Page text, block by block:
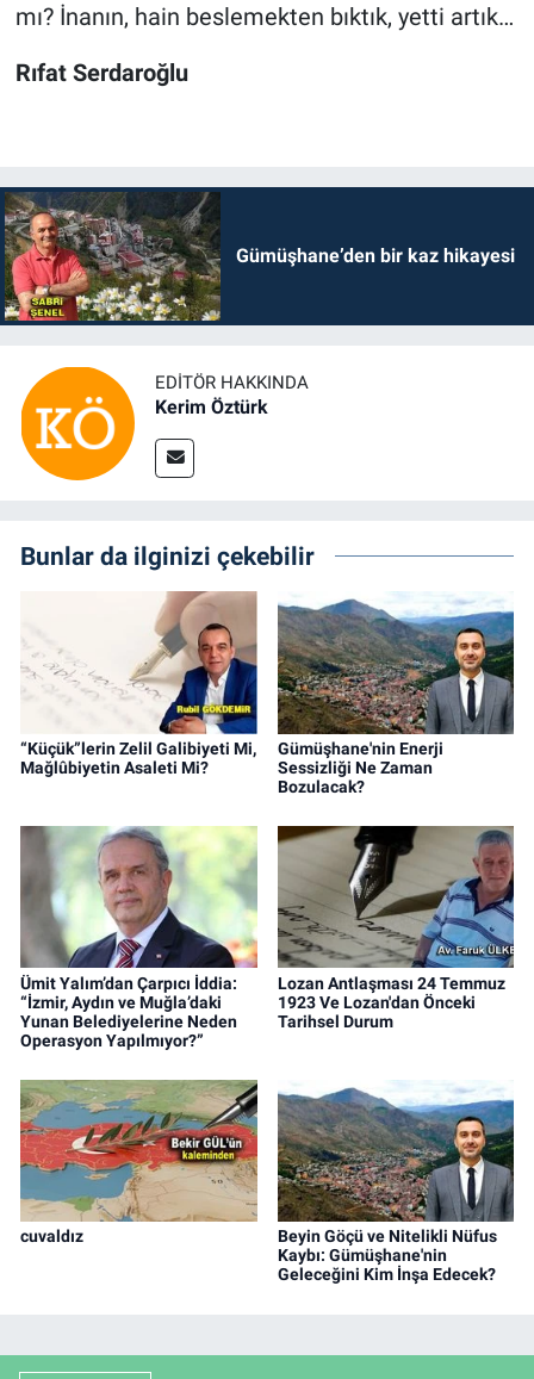
mı? İnanın, hain beslemekten bıktık, yetti artık…
Rıfat Serdaroğlu
Gümüşhane’den bir kaz hikayesi
EDITÖR HAKKINDA
Kerim Öztürk
Bunlar da ilginizi çekebilir
“Küçük”lerin Zelil Galibiyeti Mi,
Mağlûbiyetin Asaleti Mi?
Gümüşhane'nin Enerji
Sessizliği Ne Zaman
Bozulacak?
Ümit Yalım’dan Çarpıcı İddia:
“İzmir, Aydın ve Muğla’daki
Yunan Belediyelerine Neden
Operasyon Yapılmıyor?”
Lozan Antlaşması 24 Temmuz
1923 Ve Lozan'dan Önceki
Tarihsel Durum
cuvaldız
Beyin Göçü ve Nitelikli Nüfus
Kaybı: Gümüşhane'nin
Geleceğini Kim İnşa Edecek?